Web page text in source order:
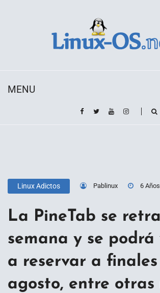
MENU
Linux Adictos Pablinux 6
La PineTab se
semana y se podrá
a reservar a
agosto, entre otras